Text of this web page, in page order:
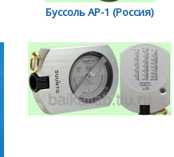
Буссоль АР-1 (Россия)